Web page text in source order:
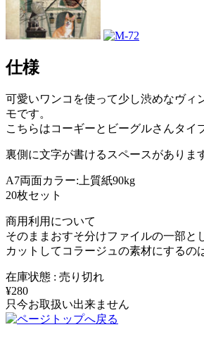
仕様
可愛いワンコを使って少し渋めなヴィ
モです。
こちらはコーギーとビーグルさんタイ
裏側に文字が書けるスペースがありま
A7両面カラー:上質紙90kg
20枚セット
商用利用について
そのままおすそ分けファイルの一部と
カットしてコラージュの素材にするの
在庫状態 : 売り切れ
¥280
只今お取扱い出来ません